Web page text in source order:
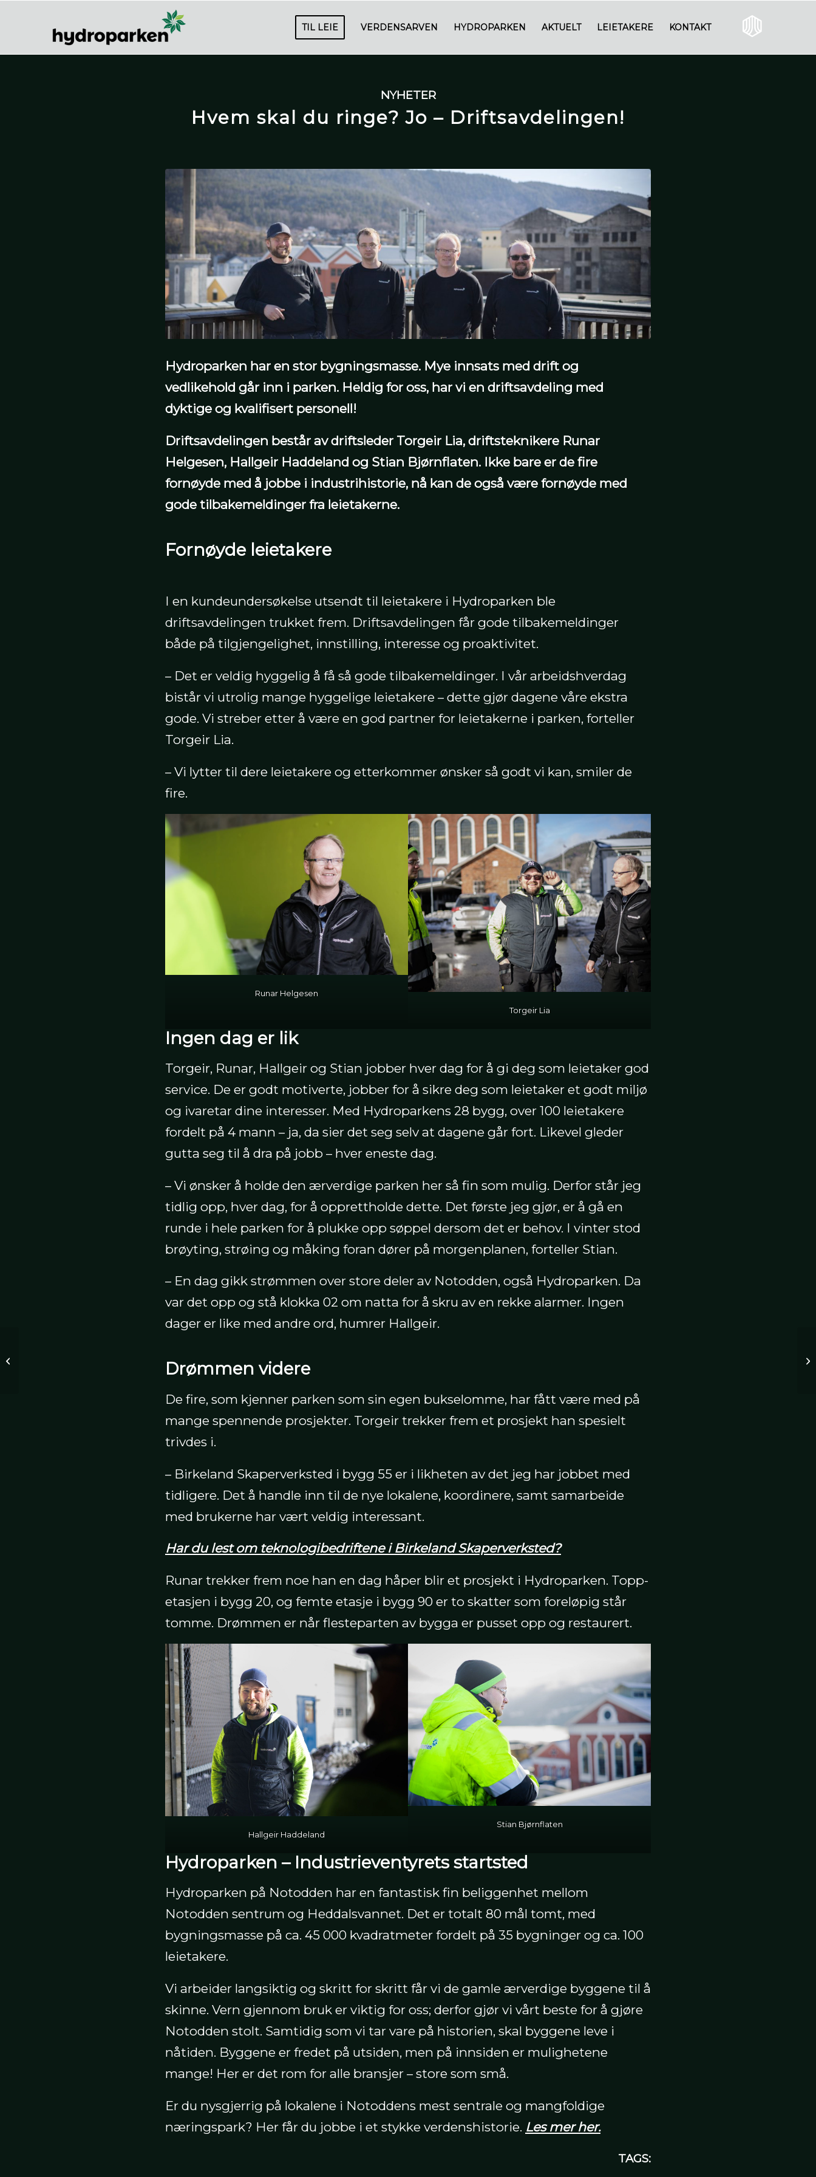
TIL LEIE VERDENSARVEN HYDROPARKEN AKTUELT LEIETAKERE KONTAKT
NYHETER
Hvem skal du ringe? Jo – Driftsavdelingen!
Hydroparken har en stor bygningsmasse. Mye innsats med drift og
vedlikehold går inn i parken. Heldig for oss, har vi en driftsavdeling med
dyktige og kvalifisert personell!
Driftsavdelingen består av driftsleder Torgeir Lia, driftsteknikere Runar
Helgesen, Hallgeir Haddeland og Stian Bjørnflaten. Ikke bare er de fire
fornøyde med å jobbe i industrihistorie, nå kan de også være fornøyde med
gode tilbakemeldinger fra leietakerne.
Fornøyde leietakere
I en kundeundersøkelse utsendt til leietakere i Hydroparken ble
driftsavdelingen trukket frem. Driftsavdelingen får gode tilbakemeldinger
både på tilgjengelighet, innstilling, interesse og proaktivitet.
– Det er veldig hyggelig å få så gode tilbakemeldinger. I vår arbeidshverdag
bistår vi utrolig mange hyggelige leietakere – dette gjør dagene våre ekstra
gode. Vi streber etter å være en god partner for leietakerne i parken, forteller
Torgeir Lia.
– Vi lytter til dere leietakere og etterkommer ønsker så godt vi kan, smiler de
fire.
Runar Helgesen
Torgeir Lia
Ingen dag er lik
Torgeir, Runar, Hallgeir og Stian jobber hver dag for å gi deg som leietaker god
service. De er godt motiverte, jobber for å sikre deg som leietaker et godt miljø
og ivaretar dine interesser. Med Hydroparkens 28 bygg, over 100 leietakere
fordelt på 4 mann – ja, da sier det seg selv at dagene går fort. Likevel gleder
gutta seg til å dra på jobb – hver eneste dag.
– Vi ønsker å holde den ærverdige parken her så fin som mulig. Derfor står jeg
tidlig opp, hver dag, for å opprettholde dette. Det første jeg gjør, er å gå en
runde i hele parken for å plukke opp søppel dersom det er behov. I vinter stod
brøyting, strøing og måking foran dører på morgenplanen, forteller Stian.
– En dag gikk strømmen over store deler av Notodden, også Hydroparken. Da
var det opp og stå klokka 02 om natta for å skru av en rekke alarmer. Ingen
dager er like med andre ord, humrer Hallgeir.
Drømmen videre
De fire, som kjenner parken som sin egen bukselomme, har fått være med på
mange spennende prosjekter. Torgeir trekker frem et prosjekt han spesielt
trivdes i.
– Birkeland Skaperverksted i bygg 55 er i likheten av det jeg har jobbet med
tidligere. Det å handle inn til de nye lokalene, koordinere, samt samarbeide
med brukerne har vært veldig interessant.
Har du lest om teknologibedriftene i Birkeland Skaperverksted?
Runar trekker frem noe han en dag håper blir et prosjekt i Hydroparken. Topp-
etasjen i bygg 20, og femte etasje i bygg 90 er to skatter som foreløpig står
tomme. Drømmen er når flesteparten av bygga er pusset opp og restaurert.
Hallgeir Haddeland
Stian Bjørnflaten
Hydroparken – Industrieventyrets startsted
Hydroparken på Notodden har en fantastisk fin beliggenhet mellom
Notodden sentrum og Heddalsvannet. Det er totalt 80 mål tomt, med
bygningsmasse på ca. 45 000 kvadratmeter fordelt på 35 bygninger og ca. 100
leietakere.
Vi arbeider langsiktig og skritt for skritt får vi de gamle ærverdige byggene til å
skinne. Vern gjennom bruk er viktig for oss; derfor gjør vi vårt beste for å gjøre
Notodden stolt. Samtidig som vi tar vare på historien, skal byggene leve i
nåtiden. Byggene er fredet på utsiden, men på innsiden er mulighetene
mange! Her er det rom for alle bransjer – store som små.
Er du nysgjerrig på lokalene i Notoddens mest sentrale og mangfoldige
næringspark? Her får du jobbe i et stykke verdenshistorie. Les mer her.
TAGS: